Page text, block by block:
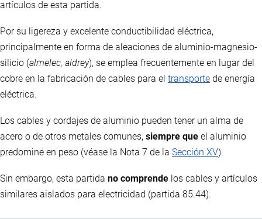
artículos de esta partida.
Por su ligereza y excelente conductibilidad eléctrica,
principalmente en forma de aleaciones de aluminio-magnesio-
silicio (almelec, aldrey), se emplea frecuentemente en lugar del
cobre en la fabricación de cables para el transporte de energía
eléctrica.
Los cables y cordajes de aluminio pueden tener un alma de
acero o de otros metales comunes, siempre que el aluminio
predomine en peso (véase la Nota 7 de la Sección XV).
Sin embargo, esta partida no comprende los cables y artículos
similares aislados para electricidad (partida 85.44).